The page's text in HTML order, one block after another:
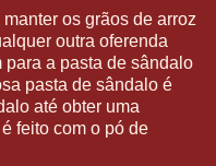
os grãos de arroz
outra oferenda
para a pasta de sândalo
pasta de sândalo é
até obter uma
feito com o pó de